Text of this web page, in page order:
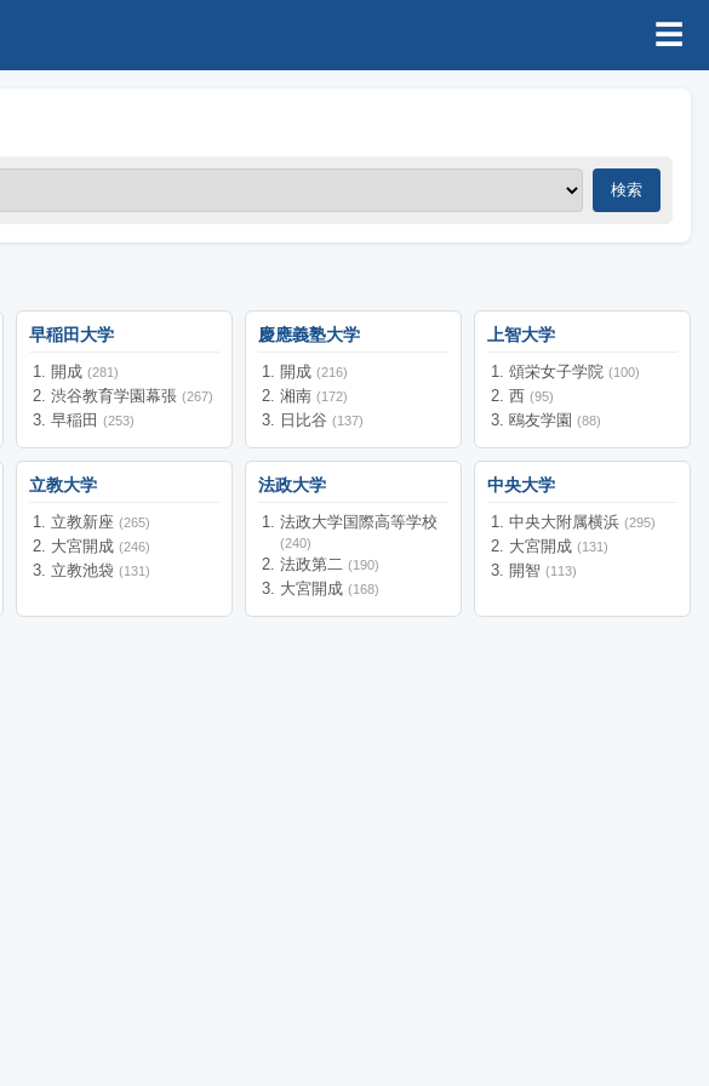
☰
検索
早稲田大学
開成 (281)
渋谷教育学園幕張 (267)
早稲田 (253)
慶應義塾大学
開成 (216)
湘南 (172)
日比谷 (137)
上智大学
頌栄女子学院 (100)
西 (95)
鴎友学園 (88)
立教大学
立教新座 (265)
大宮開成 (246)
立教池袋 (131)
法政大学
法政大学国際高等学校
(240)
法政第二 (190)
大宮開成 (168)
中央大学
中央大附属横浜 (295)
大宮開成 (131)
開智 (113)